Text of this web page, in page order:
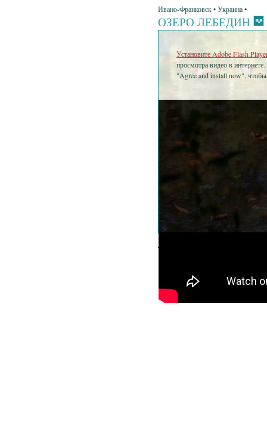
Ивано-Франковск • Украина •
ОЗЕРО ЛЕБЕДИН
Установите Adobe Flash
просмотра видео в
"Agree and install now",
©